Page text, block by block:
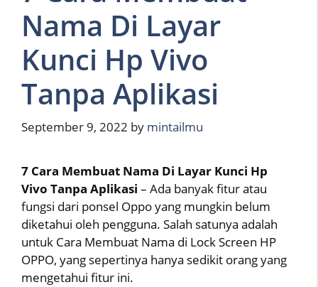
Nama Di Layar
Kunci Hp Vivo
Tanpa Aplikasi
September 9, 2022 by mintailmu
7 Cara Membuat Nama Di Layar Kunci Hp
Vivo Tanpa Aplikasi – Ada banyak fitur atau
fungsi dari ponsel Oppo yang mungkin belum
diketahui oleh pengguna. Salah satunya adalah
untuk Cara Membuat Nama di Lock Screen HP
OPPO, yang sepertinya hanya sedikit orang yang
mengetahui fitur ini.